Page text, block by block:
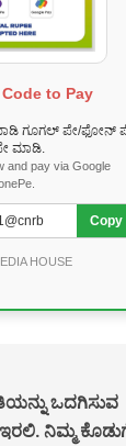
to Pay
ಗೂಗಲ್ ಪೇ/ಫೋನ್
ಮಾಡಿ.
and pay via Google
Copy
HOUSE
ಒದಗಿಸುವ
ನಿಮ್ಮ